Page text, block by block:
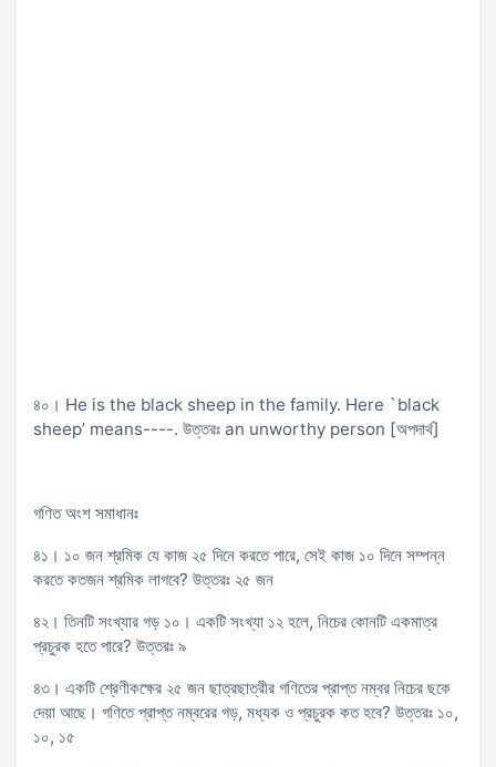
৪০। He is the black sheep in the family. Here `black
sheep’ means----. উত্তরঃ an unworthy person [অপদার্থ]
গণিত অংশ সমাধানঃ
৪১। ১০ জন শ্রমিক যে কাজ ২৫ দিনে করতে পারে, সেই কাজ ১০ দিনে সম্পন্ন
করতে কতজন শ্রমিক লাগবে? উত্তরঃ ২৫ জন
৪২। তিনটি সংখ্যার গড় ১০। একটি সংখ্যা ১২ হলে, নিচের কোনটি একমাত্র
প্রচুরক হতে পারে? উত্তরঃ ৯
৪৩। একটি শ্রেণীকক্ষের ২৫ জন ছাত্রছাত্রীর গণিতের প্রাপ্ত নম্বর নিচের ছকে
দেয়া আছে। গণিতে প্রাপ্ত নম্বরের গড়, মধ্যক ও প্রচুরক কত হবে? উত্তরঃ ১০,
১০, ১৫